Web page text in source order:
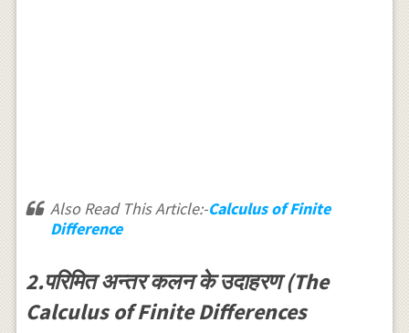
Also Read This Article:-Calculus of Finite
Difference
2.परिमित अन्तर कलन के उदाहरण (The
Calculus of Finite Differences